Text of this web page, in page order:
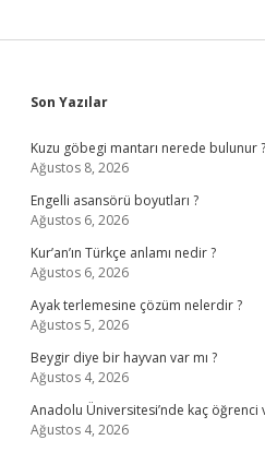
Sidebar
Son Yazılar
Kuzu göbegi mantarı nerede bulunur ?
Ağustos 8, 2026
Engelli asansörü boyutları ?
Ağustos 6, 2026
Kur’an’ın Türkçe anlamı nedir ?
Ağustos 6, 2026
Ayak terlemesine çözüm nelerdir ?
Ağustos 5, 2026
Beygir diye bir hayvan var mı ?
Ağustos 4, 2026
Anadolu Üniversitesi’nde kaç öğrenci
Ağustos 4, 2026